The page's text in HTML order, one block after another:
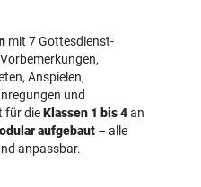
mit 7 Gottesdienst-
Anspielen,
und
für dieKlassen 1 bis 4an
aufgebaut – alle
anpassbar.